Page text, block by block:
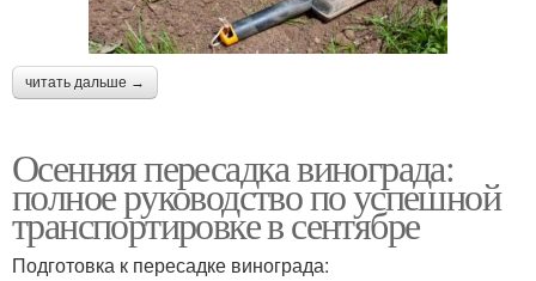
читать дальше →
Осенняя пересадка винограда:
полное руководство по успешной
транспортировке в сентябре
Подготовка к пересадке винограда: